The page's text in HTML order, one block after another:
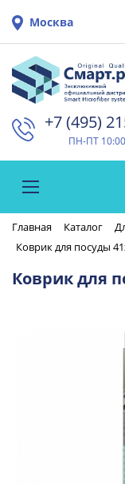
Москва
+7 (495)
ПН-ПТ
Главная Каталог
Коврик для посуды
Коврик для